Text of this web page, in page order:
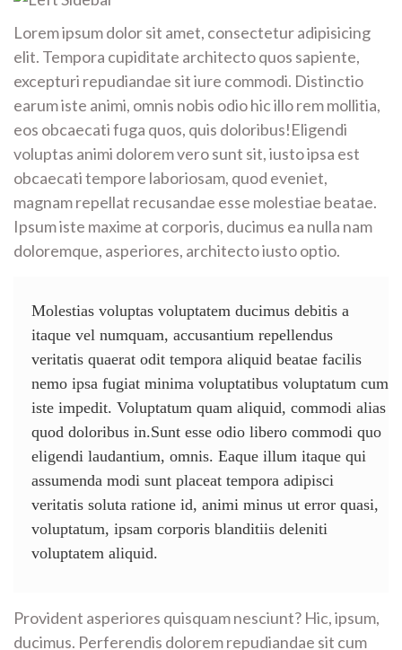
Lorem ipsum dolor sit amet, consectetur adipisicing
elit. Tempora cupiditate architecto quos sapiente,
excepturi repudiandae sit iure commodi. Distinctio
earum iste animi, omnis nobis odio hic illo rem mollitia,
eos obcaecati fuga quos, quis doloribus!Eligendi
voluptas animi dolorem vero sunt sit, iusto ipsa est
obcaecati tempore laboriosam, quod eveniet,
magnam repellat recusandae esse molestiae beatae.
Ipsum iste maxime at corporis, ducimus ea nulla nam
doloremque, asperiores, architecto iusto optio.
Molestias voluptas voluptatem ducimus debitis a
itaque vel numquam, accusantium repellendus
veritatis quaerat odit tempora aliquid beatae facilis
nemo ipsa fugiat minima voluptatibus voluptatum cum
iste impedit. Voluptatum quam aliquid, commodi alias
quod doloribus in.Sunt esse odio libero commodi quo
eligendi laudantium, omnis. Eaque illum itaque qui
assumenda modi sunt placeat tempora adipisci
veritatis soluta ratione id, animi minus ut error quasi,
voluptatum, ipsam corporis blanditiis deleniti
voluptatem aliquid.
Provident asperiores quisquam nesciunt? Hic, ipsum,
ducimus. Perferendis dolorem repudiandae sit cum